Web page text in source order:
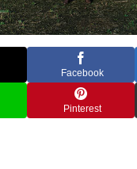
Facebook
Pinterest